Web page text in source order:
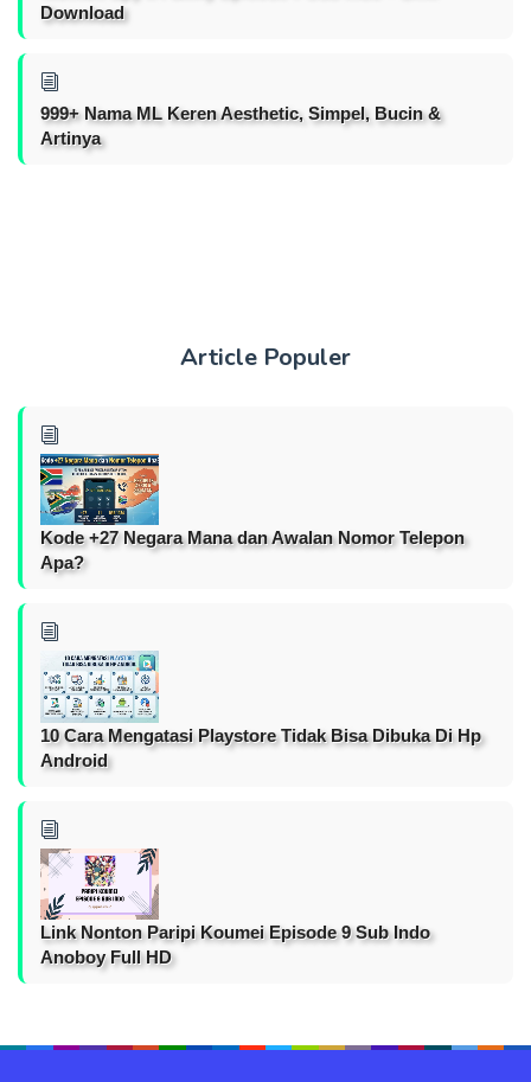
Download
999+ Nama ML Keren Aesthetic, Simpel, Bucin &
Artinya
Article Populer
Kode +27 Negara Mana dan Awalan Nomor Telepon
Apa?
10 Cara Mengatasi Playstore Tidak Bisa Dibuka Di Hp
Android
Link Nonton Paripi Koumei Episode 9 Sub Indo
Anoboy Full HD